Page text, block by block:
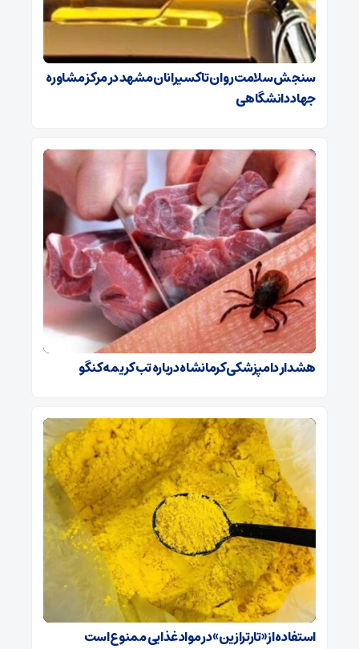
سنجش سلامت روان تاکسیرانان مشهد در مرکز مشاوره
جهاد دانشگاهی
هشدار دامپزشکی کرمانشاه درباره تب کریمه کنگو
استفاده از «تارترازین» در مواد غذایی ممنوع است